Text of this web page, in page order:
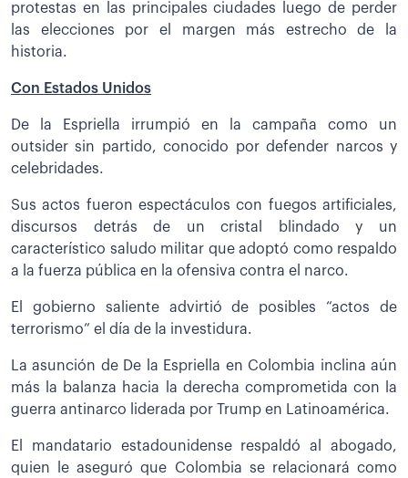
protestas en las principales ciudades luego de perder
las elecciones por el margen más estrecho de la
historia.
Con Estados Unidos
De la Espriella irrumpió en la campaña como un
outsider sin partido, conocido por defender narcos y
celebridades.
Sus actos fueron espectáculos con fuegos artificiales,
discursos detrás de un cristal blindado y un
característico saludo militar que adoptó como respaldo
a la fuerza pública en la ofensiva contra el narco.
El gobierno saliente advirtió de posibles “actos de
terrorismo” el día de la investidura.
La asunción de De la Espriella en Colombia inclina aún
más la balanza hacia la derecha comprometida con la
guerra antinarco liderada por Trump en Latinoamérica.
El mandatario estadounidense respaldó al abogado,
quien le aseguró que Colombia se relacionará como